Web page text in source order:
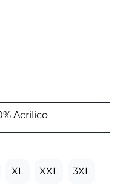
Acrilico
XL XXL
3XL